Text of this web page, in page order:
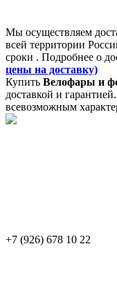
Мы осуществляем
всей территории
сроки . Подробнее о
цены на доставку)
Купить Велофары и
доставкой и
всевозможным
+7 (926) 678 10 22